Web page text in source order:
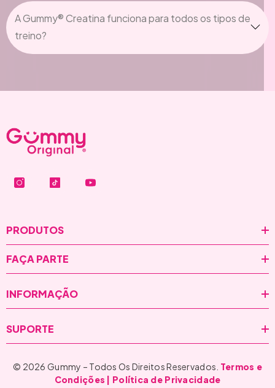
A Gummy® Creatina funciona para todos os tipos de
treino?
PRODUTOS
FAÇA PARTE
INFORMAÇÃO
SUPORTE
© 2026 Gummy – Todos Os Direitos Reservados. Termos e
Condições | Política de Privacidade